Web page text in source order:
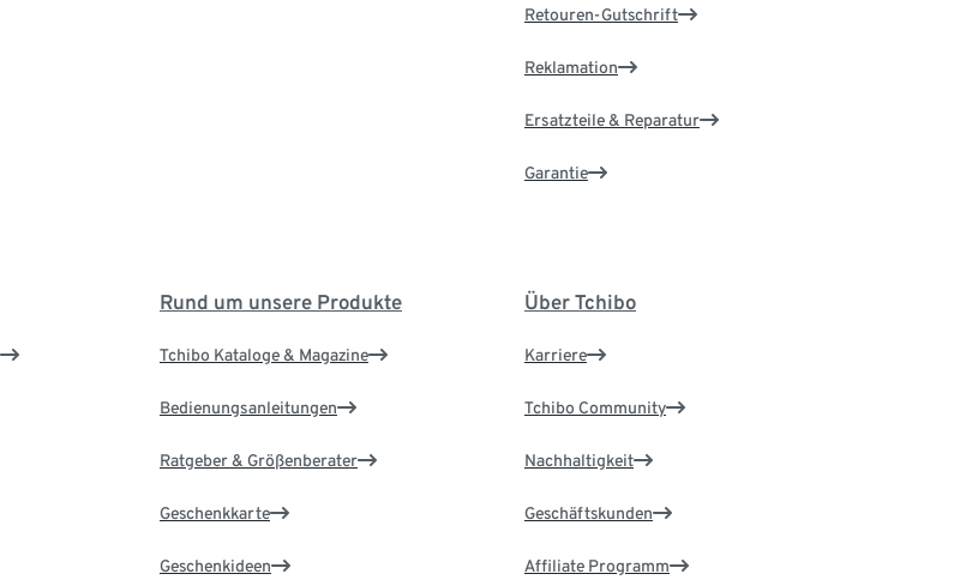
Retouren-Gutschrift
Reklamation
Ersatzteile & Reparatur
Garantie
Rund um unsere Produkte
Tchibo Kataloge & Magazine
Bedienungsanleitungen
Ratgeber & Größenberater
Geschenkkarte
Geschenkideen
Über Tchibo
Karriere
Tchibo Community
Nachhaltigkeit
Geschäftskunden
Affiliate Programm